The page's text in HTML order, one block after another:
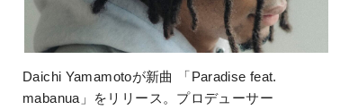
Daichi Yamamotoが新曲 「Paradise feat.
mabanua」をリリース。プロデューサー